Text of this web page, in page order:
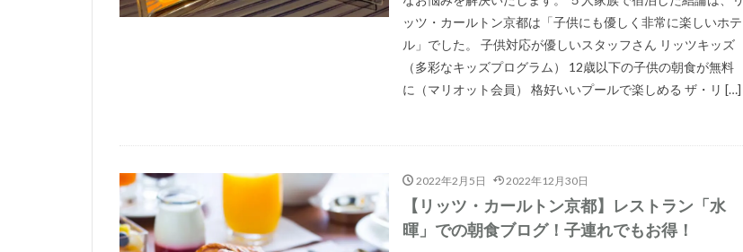
ッツ・カールトン京都は「子供にも優しく非常に楽しいホテ
ル」でした。 子供対応が優しいスタッフさん リッツキッズ
（多彩なキッズプログラム） 12歳以下の子供の朝食が無料
に（マリオット会員） 格好いいプールで楽しめる ザ・リ […]
2022年2月5日 2022年12月30日
【リッツ・カールトン京都】レストラン「水
暉」での朝食ブログ！子連れでもお得！